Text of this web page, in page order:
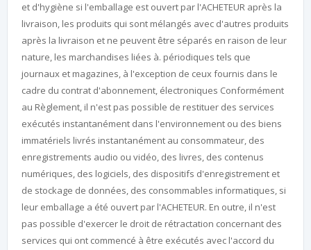
et d'hygiène si l'emballage est ouvert par l'ACHETEUR après la
livraison, les produits qui sont mélangés avec d'autres produits
après la livraison et ne peuvent être séparés en raison de leur
nature, les marchandises liées à. périodiques tels que
journaux et magazines, à l'exception de ceux fournis dans le
cadre du contrat d'abonnement, électroniques Conformément
au Règlement, il n'est pas possible de restituer des services
exécutés instantanément dans l'environnement ou des biens
immatériels livrés instantanément au consommateur, des
enregistrements audio ou vidéo, des livres, des contenus
numériques, des logiciels, des dispositifs d'enregistrement et
de stockage de données, des consommables informatiques, si
leur emballage a été ouvert par l'ACHETEUR. En outre, il n'est
pas possible d'exercer le droit de rétractation concernant des
services qui ont commencé à être exécutés avec l'accord du